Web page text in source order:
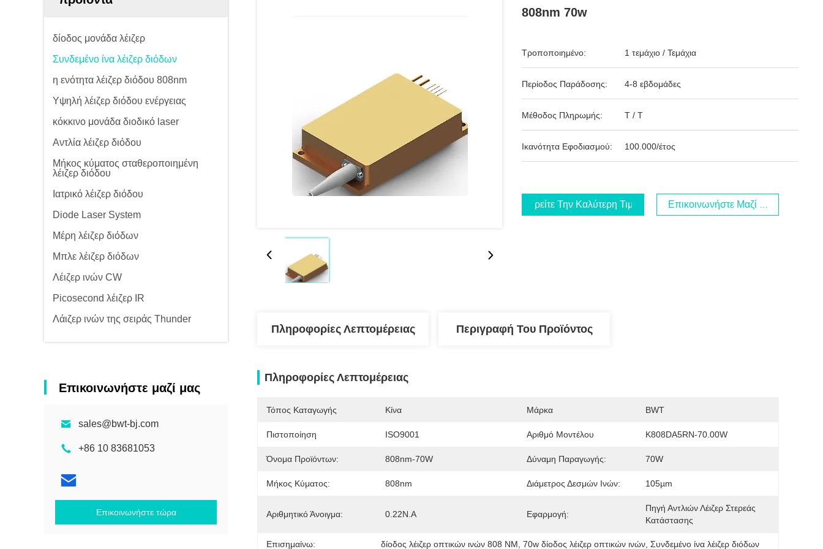
δίοδος μονάδα λέιζερ
Συνδεμένο ίνα λέιζερ διόδων
η ενότητα λέιζερ διόδου 808nm
Υψηλή λέιζερ διόδου ενέργειας
κόκκινο μονάδα διοδικό laser
Αντλία λέιζερ διόδου
Μήκος κύματος σταθεροποιημένη
λέιζερ διόδου
Ιατρικό λέιζερ διόδου
Diode Laser System
Μέρη λέιζερ διόδων
Μπλε λέιζερ διόδων
Λέιζερ ινών CW
Picosecond λέιζερ IR
Λάιζερ ινών της σειράς Thunder
Επικοινωνήστε μαζί μας
sales@bwt-bj.com
+86 10 83681053
Επικοινωνήστε τώρα
808nm 70w
Τροποποιημένο: 1 τεμάχιο / Τεμάχια
Περίοδος Παράδοσης: 4-8 εβδομάδες
Μέθοδος Πληρωμής: T / T
Ικανότητα Εφοδιασμού: 100.000/έτος
Βρείτε Την Καλύτερη Τιμή Επικοινωνήστε Μαζί Μας
Πληροφορίες Λεπτομέρειας Περιγραφή Του Προϊόντος
Πληροφορίες Λεπτομέρειας
Τόπος Καταγωγής Κίνα Μάρκα BWT
Πιστοποίηση ISO9001 Αριθμό Μοντέλου K808DA5RN-70.00W
Όνομα Προϊόντων: 808nm-70W Δύναμη Παραγωγής: 70W
Μήκος Κύματος: 808nm Διάμετρος Δεσμών Ινών: 105µm
Αριθμητικό Άνοιγμα: 0.22N.A Εφαρμογή:
Πηγή Αντλιών Λέιζερ Στερεάς
Κατάστασης
Επισημαίνω: δίοδος λέιζερ οπτικών ινών 808 NM , 70w δίοδος λέιζερ οπτικών ινών , Συνδεμένο ίνα λέιζερ διόδων